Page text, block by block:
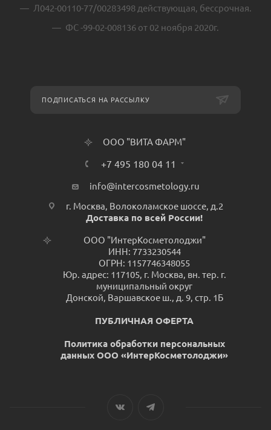
Л042-00110-77/00283498 действующая, бессрочная.
ФС -99-02-008136 от 02 ноября 2020г.
ПОДПИСАТЬСЯ НА РАССЫЛКУ
ООО "ВИТА ФАРМ"
+7 495 180 04 11
info@intercosmetology.ru
г. Москва, Волоколамское шоссе, д.2
Доставка по всей России!
ООО "ИнтерКосметолоджи"
ИНН: 7733230544
ОГРН: 1157746348055
Юр. адрес: 117105, г. Москва, вн. тер. г.
муниципальный округ
Донской, Варшавское ш., д. 9, стр. 1Б
ПУБЛИЧНАЯ ОФЕРТА
Политика обработки персональных
данных ООО «ИнтерКосметолоджи»